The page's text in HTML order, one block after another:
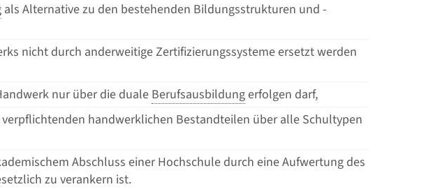
als Alternative zu den bestehenden Bildungsstrukturen und -
nicht durch anderweitige Zertifizierungssysteme ersetzt werden
nur über die duale Berufsausbildungerfolgen darf,
handwerklichen Bestandteilen über alle Schultypen
Abschluss einer Hochschule durch eine Aufwertung des
zu verankern ist.